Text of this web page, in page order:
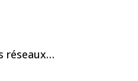
réseaux…